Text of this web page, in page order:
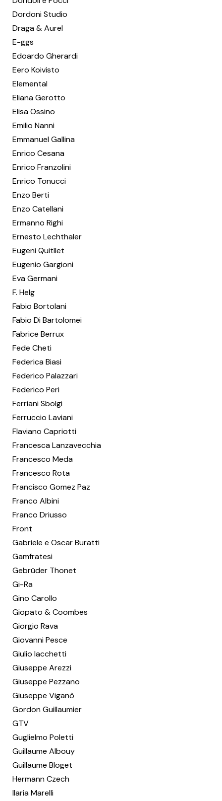
Dordoni Studio
Draga & Aurel
E-ggs
Edoardo Gherardi
Eero Koivisto
Elemental
Eliana Gerotto
Elisa Ossino
Emilio Nanni
Emmanuel Gallina
Enrico Cesana
Enrico Franzolini
Enrico Tonucci
Enzo Berti
Enzo Catellani
Ermanno Righi
Ernesto Lechthaler
Eugeni Quitllet
Eugenio Gargioni
Eva Germani
F. Helg
Fabio Bortolani
Fabio Di Bartolomei
Fabrice Berrux
Fede Cheti
Federica Biasi
Federico Palazzari
Federico Peri
Ferriani Sbolgi
Ferruccio Laviani
Flaviano Capriotti
Francesca Lanzavecchia
Francesco Meda
Francesco Rota
Francisco Gomez Paz
Franco Albini
Franco Driusso
Front
Gabriele e Oscar Buratti
Gamfratesi
Gebrüder Thonet
Gi-Ra
Gino Carollo
Giopato & Coombes
Giorgio Rava
Giovanni Pesce
Giulio Iacchetti
Giuseppe Arezzi
Giuseppe Pezzano
Giuseppe Viganò
Gordon Guillaumier
GTV
Guglielmo Poletti
Guillaume Albouy
Guillaume Bloget
Hermann Czech
Ilaria Marelli